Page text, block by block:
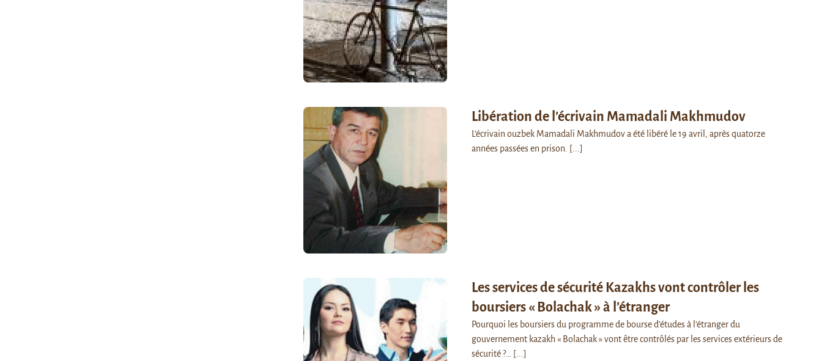
Libération de l’écrivain Mamadali Makhmudov
L’écrivain ouzbek Mamadali Makhmudov a été libéré le 19 avril, après quatorze
années passées en prison.
[...]
Les services de sécurité Kazakhs vont contrôler les
boursiers « Bolachak » à l’étranger
Pourquoi les boursiers du programme de bourse d’études à l’étranger du
gouvernement kazakh « Bolachak » vont être contrôlés par les services extérieurs de
sécurité ?…
[...]